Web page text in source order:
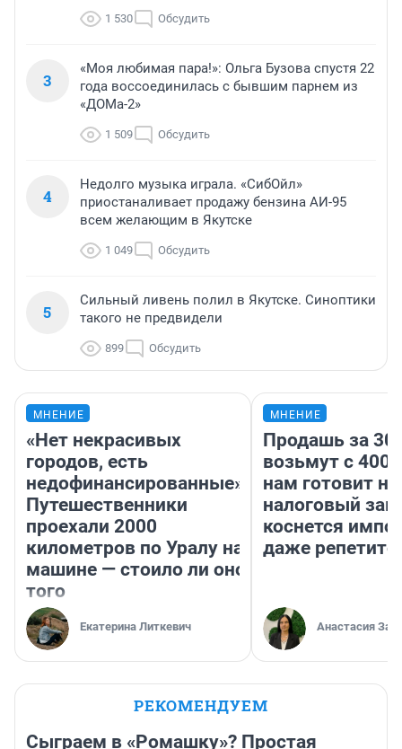
1 530 Обсудить
3
«Моя любимая пара!»: Ольга Бузова спустя 22
года воссоединилась с бывшим парнем из
«ДОМа-2»
1 509 Обсудить
4
Недолго музыка играла. «СибОйл»
приостаналивает продажу бензина АИ-95
всем желающим в Якутске
1 049 Обсудить
5
Сильный ливень полил в Якутске. Синоптики
такого не предвидели
899 Обсудить
МНЕНИЕ
«Нет некрасивых
городов, есть
недофинансированные».
Путешественники
проехали 2000
километров по Уралу на
машине — стоило ли оно
того
Екатерина Литкевич
МНЕНИЕ
Продашь за
возьмут с
нам готовит
налоговый
коснется
даже
Анастасия
РЕКОМЕНДУЕМ
Сыграем в «Ромашку»? Простая